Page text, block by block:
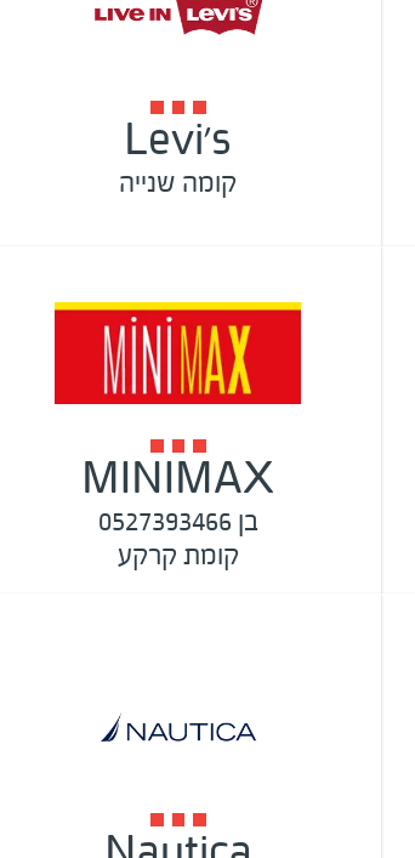
Levi's
קומה שנייה
MINIMAX
בן 0527393466
קומת קרקע